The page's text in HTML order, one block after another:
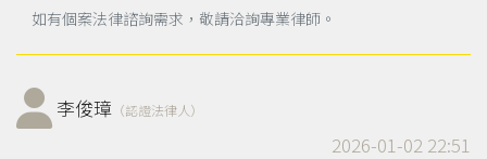
如有個案法律諮詢需求，敬請洽詢專業律師。
李俊璋 （認證法律人）
2026-01-02 22:51